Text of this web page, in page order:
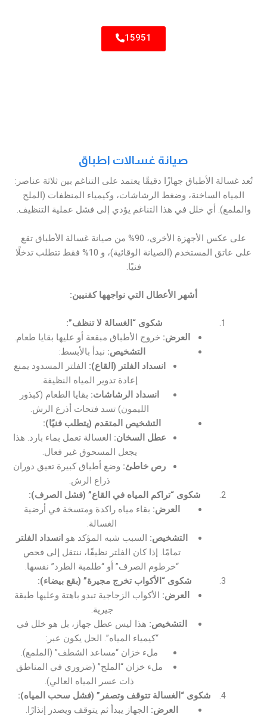
15951
صيانة غسالات اطباق
تُعد غسالة الأطباق جهازًا دقيقًا يعتمد على التناغم بين ثلاثة عناصر:
المياه الساخنة، وضغط الرشاشات، وكيمياء المنظفات (الملح
والملمع). أي خلل في هذا التناغم يؤدي إلى فشل عملية التنظيف.
على عكس الأجهزة الأخرى، 90% من صيانة غسالة الأطباق تقع
على عاتق المستخدم (الصيانة الوقائية)، و 10% فقط تتطلب تدخلًا
فنيًا.
أشهر الأعطال التي نواجهها كفنيين:
شكوى “الغسالة لا تنظف”:
العرض: خروج الأطباق مبقعة أو عليها بقايا طعام.
التشخيص: نبدأ بالأبسط:
انسداد الفلتر (القاع): الفلتر المسدود يمنع
إعادة تدوير المياه النظيفة.
انسداد الرشاشات: بقايا الطعام (كبذور
الليمون) تسد فتحات أذرع الرش.
التشخيص المتقدم (يتطلب فنيًا):
عطل السخان: الغسالة تعمل بماء بارد. هذا
يجعل المسحوق غير فعال.
رص خاطئ: وضع أطباق كبيرة تعيق دوران
ذراع الرش.
شكوى “تراكم المياه في القاع” (فشل الصرف):
العرض: بقاء مياه راكدة ومتسخة في أرضية
الغسالة.
التشخيص: السبب شبه المؤكد هو انسداد الفلتر
تمامًا. إذا كان الفلتر نظيفًا، ننتقل إلى فحص
“خرطوم الصرف” أو “طلمبة الطرد” نفسها.
شكوى “الأكواب تخرج مجيرة” (بقع بيضاء):
العرض: الأكواب الزجاجية تبدو باهتة وعليها طبقة
جيرية.
التشخيص: هذا ليس عطل جهاز، بل هو خلل في
“كيمياء المياه”. الحل يكون عبر:
ملء خزان “مساعد الشطف” (الملمع).
ملء خزان “الملح” (ضروري في المناطق
ذات عسر المياه العالي).
شكوى “الغسالة تتوقف وتصفر” (فشل سحب المياه):
العرض: الجهاز يبدأ ثم يتوقف ويصدر إنذارًا.